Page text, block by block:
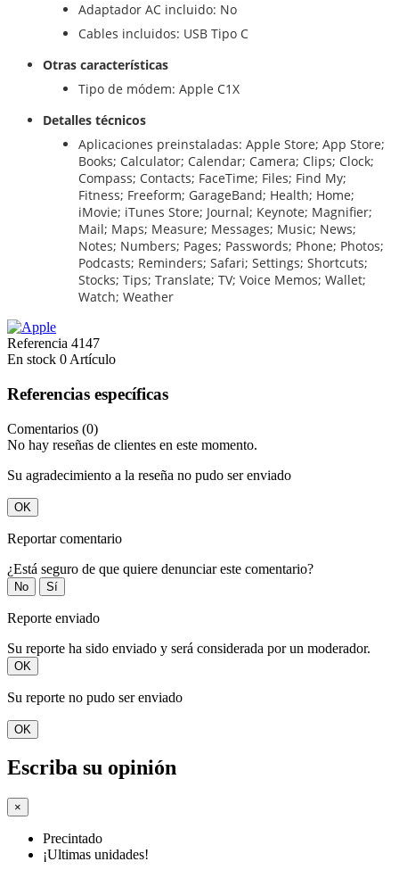
Adaptador AC incluido: No
Cables incluidos: USB Tipo C
Otras características
Tipo de módem: Apple C1X
Detalles técnicos
Aplicaciones preinstaladas: Apple Store; App Store;
Books; Calculator; Calendar; Camera; Clips; Clock;
Compass; Contacts; FaceTime; Files; Find My;
Fitness; Freeform; GarageBand; Health; Home;
iMovie; iTunes Store; Journal; Keynote; Magnifier;
Mail; Maps; Measure; Messages; Music; News;
Notes; Numbers; Pages; Passwords; Phone; Photos;
Podcasts; Reminders; Safari; Settings; Shortcuts;
Stocks; Tips; Translate; TV; Voice Memos; Wallet;
Watch; Weather
Referencia 4147
En stock 0 Artículo
Referencias específicas
Comentarios (0)
No hay reseñas de clientes en este momento.
Su agradecimiento a la reseña no pudo ser enviado
OK
Reportar comentario
¿Está seguro de que quiere denunciar este comentario?
No Sí
Reporte enviado
Su reporte ha sido enviado y será considerada por un moderador.
OK
Su reporte no pudo ser enviado
OK
Escriba su opinión
×
Precintado
¡Ultimas unidades!